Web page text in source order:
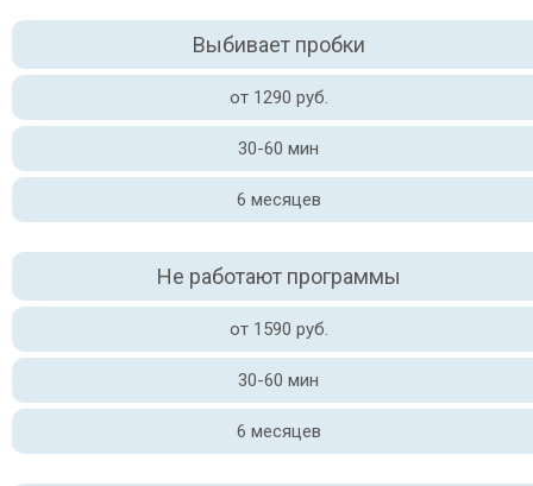
Выбивает пробки
от 1290 руб.
30-60 мин
6 месяцев
Не работают программы
от 1590 руб.
30-60 мин
6 месяцев